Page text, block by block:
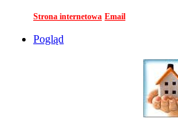
Strona internetowa Email
Pogląd